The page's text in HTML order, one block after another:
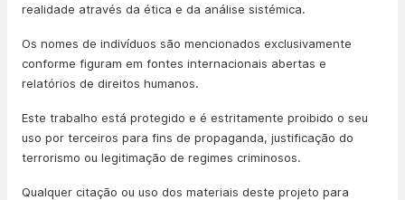
realidade através da ética e da análise sistémica.
Os nomes de indivíduos são mencionados exclusivamente
conforme figuram em fontes internacionais abertas e
relatórios de direitos humanos.
Este trabalho está protegido e é estritamente proibido o seu
uso por terceiros para fins de propaganda, justificação do
terrorismo ou legitimação de regimes criminosos.
Qualquer citação ou uso dos materiais deste projeto para